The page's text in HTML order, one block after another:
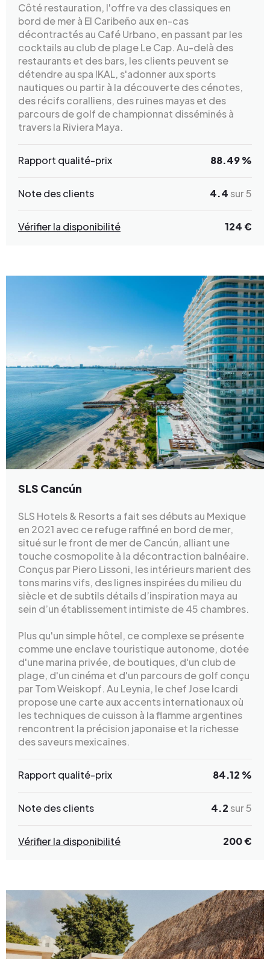
Côté restauration, l'offre va des classiques en
bord de mer à El Caribeño aux en-cas
décontractés au Café Urbano, en passant par les
cocktails au club de plage Le Cap. Au-delà des
restaurants et des bars, les clients peuvent se
détendre au spa IKAL, s'adonner aux sports
nautiques ou partir à la découverte des cénotes,
des récifs coralliens, des ruines mayas et des
parcours de golf de championnat disséminés à
travers la Riviera Maya.
Rapport qualité-prix 88.49 %
Note des clients 4.4 sur 5
Vérifier la disponibilité 124 €
SLS Cancún
SLS Hotels & Resorts a fait ses débuts au Mexique
en 2021 avec ce refuge raffiné en bord de mer,
situé sur le front de mer de Cancún, alliant une
touche cosmopolite à la décontraction balnéaire.
Conçus par Piero Lissoni, les intérieurs marient des
tons marins vifs, des lignes inspirées du milieu du
siècle et de subtils détails d’inspiration maya au
sein d’un établissement intimiste de 45 chambres.
Plus qu'un simple hôtel, ce complexe se présente
comme une enclave touristique autonome, dotée
d'une marina privée, de boutiques, d'un club de
plage, d'un cinéma et d'un parcours de golf conçu
par Tom Weiskopf. Au Leynia, le chef Jose Icardi
propose une carte aux accents internationaux où
les techniques de cuisson à la flamme argentines
rencontrent la précision japonaise et la richesse
des saveurs mexicaines.
Rapport qualité-prix 84.12 %
Note des clients 4.2 sur 5
Vérifier la disponibilité 200 €